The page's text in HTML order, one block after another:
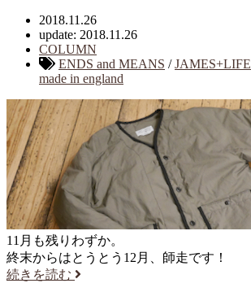
2018.11.26
update: 2018.11.26
COLUMN
ENDS and MEANS /JAMES+LIFE
made in england
11月も残りわずか。
終末からはとうとう12月、師走です！
続きを読む